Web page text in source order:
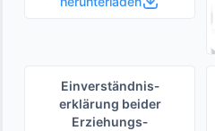
Einverständnis­
erklärung beider
Erziehungs­